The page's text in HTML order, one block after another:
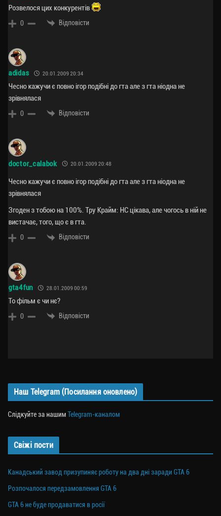
Розвелося цих конкурентів
0 Відповісти
adidas 20.01.2009 20:34
Чесно кажучи є повно ігор подібні до гта але з гта ніодна не
зрівнялася
0 Відповісти
doctor_calabok 20.01.2009 20:48
Чесно кажучи є повно ігор подібні до гта але з гта ніодна не
зрівнялася
Згоден з тобою на 100%. Тру Крайм: НС цікава, але чогось в ній не
вистачає, того, що є в гта.
0 Відповісти
gta4fun 28.01.2009 00:59
То фільм є чи нє?
0 Відповісти
Наш Telegram (Посилання оновлено)
Слідкуйте за нашимTelegram-каналом
Свіжі пости
Канадський завод призупиняє роботу на два дні заради GTA 6
Розпочалося передзамовлення GTA 6
GTA 6 не буде продаватися в росії